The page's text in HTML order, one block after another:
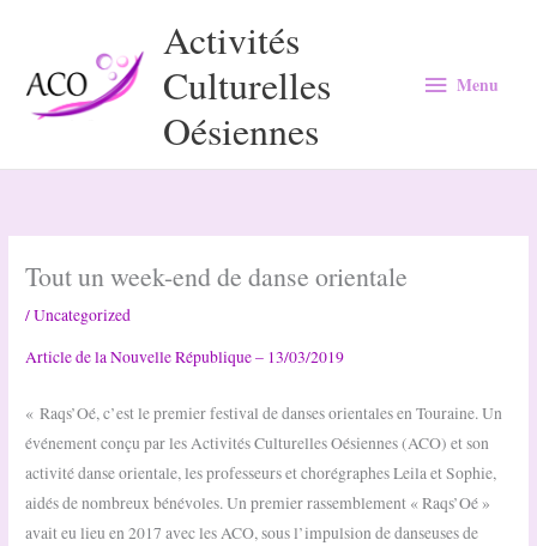
contenu
Activités
Culturelles
Oésiennes
Menu
Menu
Tout un week-end de danse orientale
/Uncategorized
Article de la Nouvelle République – 13/03/2019
« Raqs’Oé, c’est le premier festival de danses orientales en Touraine. Un
événement conçu par les Activités Culturelles Oésiennes (ACO) et son
activité danse orientale, les professeurs et chorégraphes Leila et Sophie,
aidés de nombreux bénévoles. Un premier rassemblement « Raqs’Oé »
avait eu lieu en 2017 avec les ACO, sous l’impulsion de danseuses de